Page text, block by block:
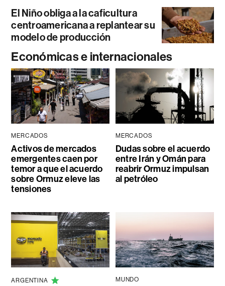
El Niño obliga a la caficultura
centroamericana a replantear su
modelo de producción
Económicas e internacionales
MERCADOS
Activos de mercados
emergentes caen por
temor a que el acuerdo
sobre Ormuz eleve las
tensiones
MERCADOS
Dudas sobre el acuerdo
entre Irán y Omán para
reabrir Ormuz impulsan
al petróleo
ARGENTINA MUNDO